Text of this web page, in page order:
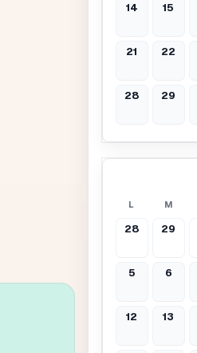
14 15
21 22
28 29
L M
28 29
5 6
12 13